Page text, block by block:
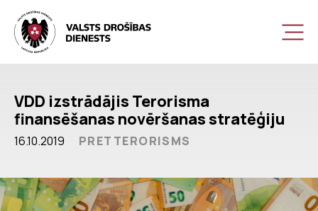
VDD izstrādājis Terorisma
finansēšanas novēršanas stratēģiju
16.10.2019 PRETTERORISMS